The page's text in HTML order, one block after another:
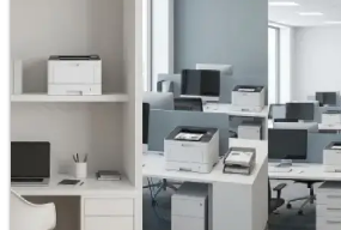
که چگونه رعایت اصول صحیح لحیم‌کاری
تجهیزات الکترونیکی کمک کند و چه عواملی در
هستند.